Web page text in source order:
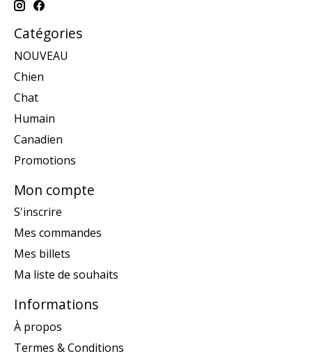
Catégories
NOUVEAU
Chien
Chat
Humain
Canadien
Promotions
Mon compte
S'inscrire
Mes commandes
Mes billets
Ma liste de souhaits
Informations
À propos
Termes & Conditions